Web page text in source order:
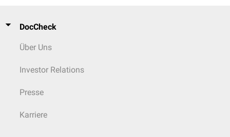
DocCheck
Über Uns
Investor Relations
Presse
Karriere